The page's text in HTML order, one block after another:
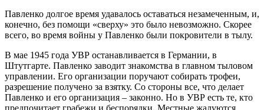
Павленко долгое время удавалось оставаться незамеченным, и,
конечно, без помощи «сверху» это было невозможно. Скорее
всего, во время войны у Павленко были покровители в тылу.
В мае 1945 года УВР останавливается в Германии, в
Штутгарте. Павленко заводит знакомства в главном тыловом
управлении. Его организации поручают собирать трофеи,
разрешение получено за взятку. Со стороны все, что делает
Павленко и его организация – законно. Но в УВР есть те, кто